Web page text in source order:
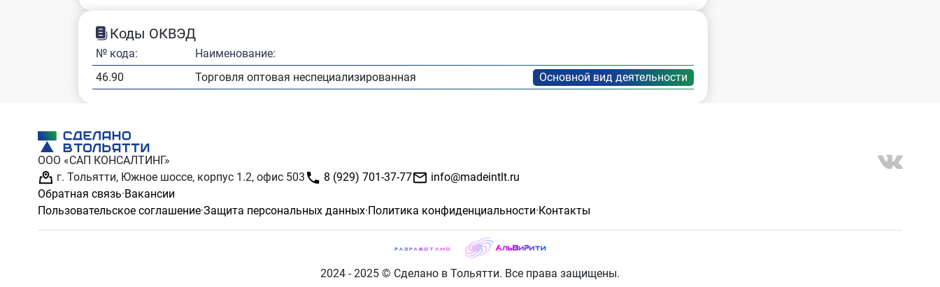
Коды ОКВЭД
№ кода:
Наименование:
46.90
Торговля оптовая неспециализированная
ООО «САП КОНСАЛТИНГ»
г. Тольятти, Южное шоссе, корпус 1.2, офис 503
8 (929) 701-37-77
info@madeintlt.ru
Обратная связь·Вакансии
Пользовательское соглашение·Защита персональных данных·Политика конфиденциальности·Контакты
2024 - 2025 © Сделано в Тольятти. Все права защищены.